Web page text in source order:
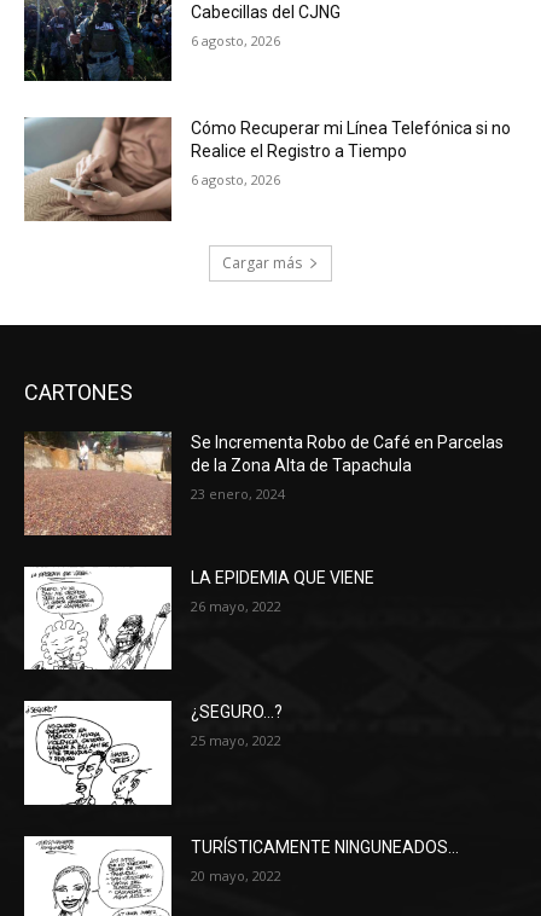
Cabecillas del CJNG
6 agosto, 2026
Cómo Recuperar mi Línea Telefónica si no
Realice el Registro a Tiempo
6 agosto, 2026
Cargar más
CARTONES
Se Incrementa Robo de Café en Parcelas
de la Zona Alta de Tapachula
23 enero, 2024
LA EPIDEMIA QUE VIENE
26 mayo, 2022
¿SEGURO…?
25 mayo, 2022
TURÍSTICAMENTE NINGUNEADOS…
20 mayo, 2022